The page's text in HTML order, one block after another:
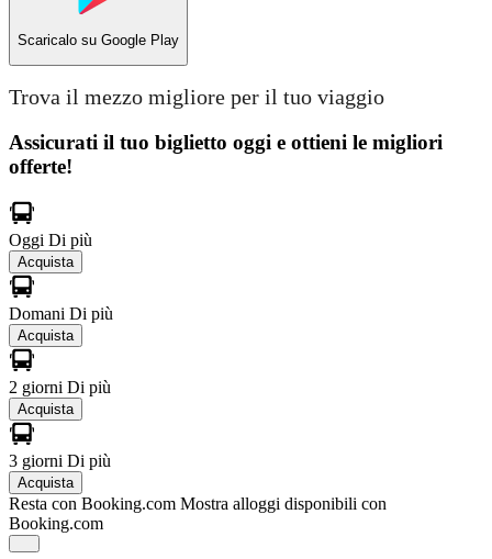
Scaricalo su Google Play
Trova il mezzo migliore per il tuo viaggio
Assicurati il ​​tuo biglietto oggi e ottieni le migliori
offerte!
Oggi Di più
Acquista
Domani Di più
Acquista
2 giorni Di più
Acquista
3 giorni Di più
Acquista
Resta con Booking.com Mostra alloggi disponibili con
Booking.com